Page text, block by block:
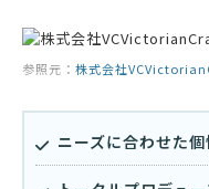
参照元： 株式会社
ニーズに合わせた